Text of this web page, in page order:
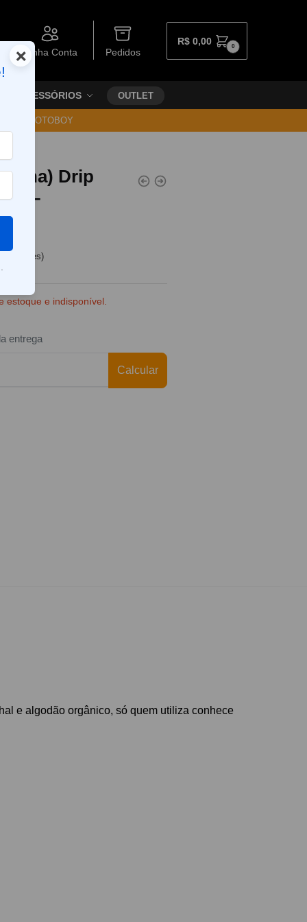
Minha Conta Pedidos
R$ 0,00 0
ACESSÓRIOS OUTLET
VIA MOTOBOY
Drip
–
clientes)
estoque e indisponível.
entrega
Calcular
e algodão orgânico, só quem utiliza conhece
×